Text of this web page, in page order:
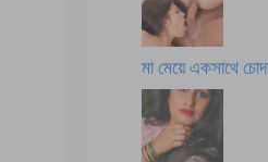
মা মেয়ে একসাথে